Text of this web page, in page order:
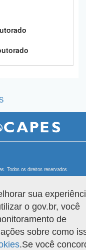
Todos os direitos reservados.
sua
o gov.br, você
de
sobre como
.Se você